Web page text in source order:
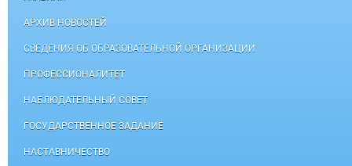
АРХИВ НОВОСТЕЙ
СВЕДЕНИЯ ОБ ОБРАЗОВАТЕЛЬНОЙ ОРГАНИЗАЦИИ
ПРОФЕССИОНАЛИТЕТ
НАБЛЮДАТЕЛЬНЫЙ СОВЕТ
ГОСУДАРСТВЕННОЕ ЗАДАНИЕ
НАСТАВНИЧЕСТВО